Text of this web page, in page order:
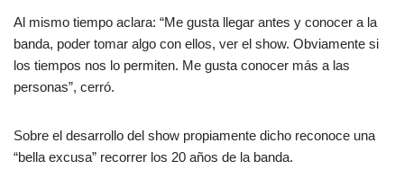
Al mismo tiempo aclara: “Me gusta llegar antes y conocer a la
banda, poder tomar algo con ellos, ver el show. Obviamente si
los tiempos nos lo permiten. Me gusta conocer más a las
personas”, cerró.
Sobre el desarrollo del show propiamente dicho reconoce una
“bella excusa” recorrer los 20 años de la banda.